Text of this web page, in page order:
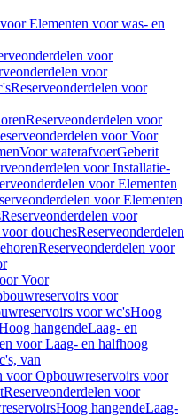
Elementen voor was- en
voor
voor
Reserveonderdelen voor
Reserveonderdelen voor
voor Voor
Voor waterafvoerGeberit
voor Installatie-
voor Elementen
voor Elementen
Reserveonderdelen voor
douchesReserveonderdelen
Reserveonderdelen voor
Voor
voor
voor wc'sHoog
hangendeLaag- en
voor Laag- en halfhoog
van
voor Opbouwreservoirs voor
Reserveonderdelen voor
Hoog hangendeLaag-